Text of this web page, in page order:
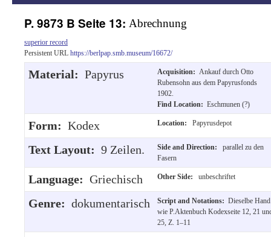
P. 9873 B Seite 13: Abrechnung
superior record
Persistent URL https://berlpap.smb.museum/16672/
Material: Papyrus Acquisition: Ankauf durch Otto
Rubensohn aus dem Papyrusfonds
1902.
Find Location: Eschmunen (?)
Form: Kodex Location: Papyrusdepot
Text Layout: 9 Zeilen. Side and Direction:
parallel zu den
Fasern
Language: Griechisch Other Side: unbeschriftet
Genre: dokumentarisch Script and Notations: Dieselbe Hand
wie P.Aktenbuch Kodexseite 12, 21
25, Z. 1–11